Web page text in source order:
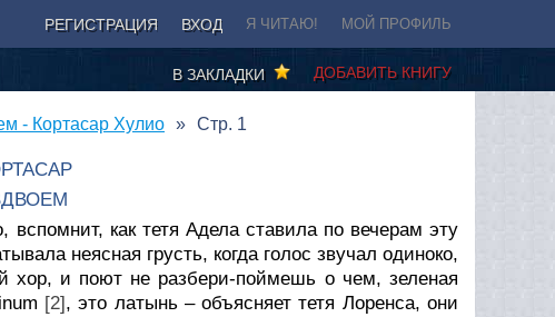
РЕГИСТРАЦИЯ ВХОД Я ЧИТАЮ! МОЙ ПРОФИЛЬ
ДОБАВИТЬ КНИГУ
В ЗАКЛАДКИ
- Кортасар Хулио Стр. 1
вспомнит, как тетя Адела ставила по вечерам эту
неясная грусть, когда голос звучал одиноко,
хор, и поют не разбери-поймешь о чем, зеленая
[2], это латынь – объясняет тетя Лоренса, они